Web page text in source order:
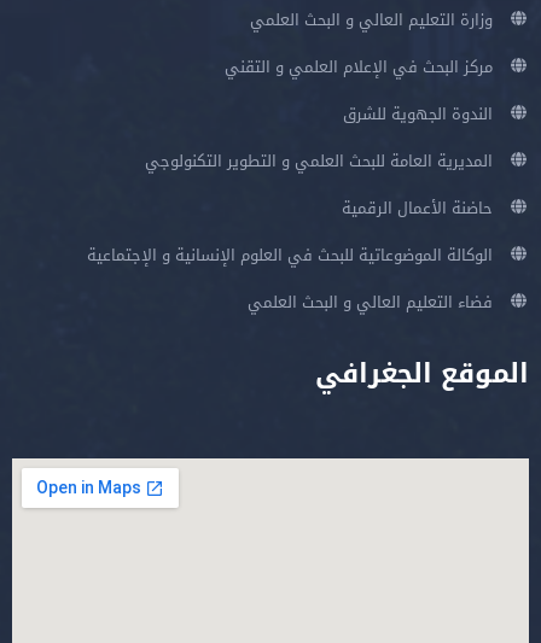
وزارة التعليم العالي و البحث العلمي
مركز البحث في الإعلام العلمي و التقني
الندوة الجهوية للشرق
المديرية العامة للبحث العلمي و التطوير التكنولوجي
حاضنة الأعمال الرقمية
الوكالة الموضوعاتية للبحث في العلوم الإنسانية و الإجتماعية
فضاء التعليم العالي و البحث العلمي
الموقع الجغرافي